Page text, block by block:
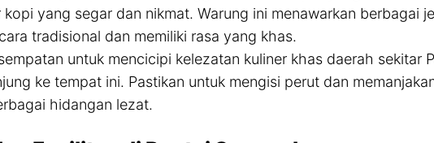
yang segar dan nikmat. Warung ini menawarkan berbagai
tradisional dan memiliki rasa yang khas.
untuk mencicipi kelezatan kuliner khas daerah sekitar
ke tempat ini. Pastikan untuk mengisi perut dan
hidangan lezat.